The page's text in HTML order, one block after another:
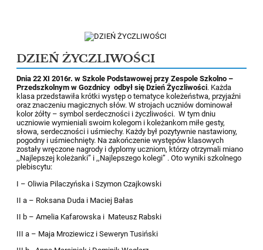
DZIEŃ ŻYCZLIWOŚCI
Dnia 22 XI 2016r. w Szkole Podstawowej przy Zespole Szkolno –
Przedszkolnym w Gozdnicy odbył się Dzień Życzliwości. Każda
klasa przedstawiła krótki występ o tematyce koleżeństwa, przyjaźni
oraz znaczeniu magicznych słów. W strojach uczniów dominował
kolor żółty – symbol serdeczności i życzliwości. W tym dniu
uczniowie wymieniali swoim kolegom i koleżankom miłe gesty,
słowa, serdeczności i uśmiechy. Każdy był pozytywnie nastawiony,
pogodny i uśmiechnięty. Na zakończenie występów klasowych
zostały wręczone nagrody i dyplomy uczniom, którzy otrzymali miano
,,Najlepszej koleżanki” i ,,Najlepszego kolegi” . Oto wyniki szkolnego
plebiscytu:
I – Oliwia Pilaczyńska i Szymon Czajkowski
II a – Roksana Duda i Maciej Bałas
II b – Amelia Kafarowska i Mateusz Rabski
III a – Maja Mroziewicz i Seweryn Tusiński